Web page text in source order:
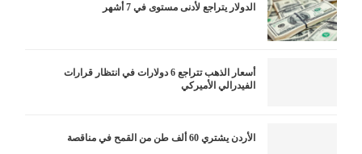
الدولار يتراجع لأدنى مستوى في 7 أشهر
أسعار الذهب تتراجع 6 دولارات في انتظار قرارات
الفيدرالي الأميركي
الأردن يشتري 60 ألف طن من القمح في مناقصة